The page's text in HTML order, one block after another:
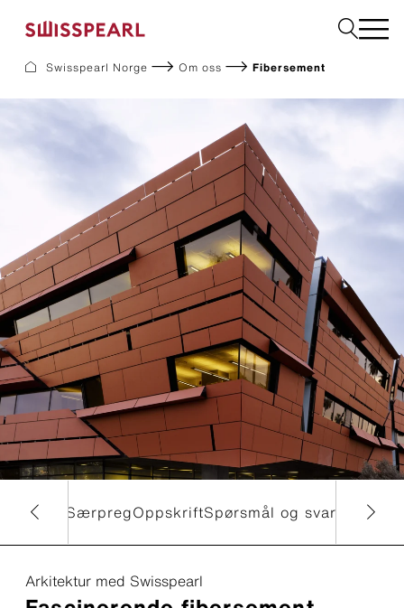
Om oss
Rådgivning
Inspirasjon
Nedlastninger og dokumentasjon
Bærekraft
Fasade
Bygningsplater
Bestill produktprøver
Swisspearl Norge Om oss Fibersement
farger SærpregOppskriftSpørsmål og svar
Arkitektur med Swisspearl